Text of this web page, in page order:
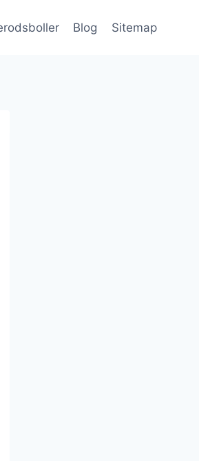
Blog Sitemap